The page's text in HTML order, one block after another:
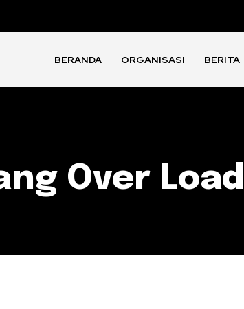
BERANDA ORGANISASI BERITA
Over Load